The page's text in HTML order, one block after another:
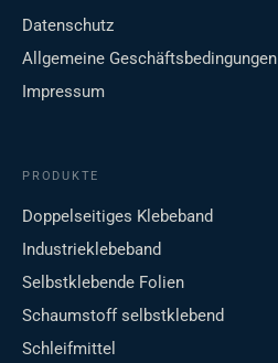
Datenschutz
Allgemeine Geschäftsbedingungen
Impressum
PRODUKTE
Doppelseitiges Klebeband
Industrieklebeband
Selbstklebende Folien
Schaumstoff selbstklebend
Schleifmittel